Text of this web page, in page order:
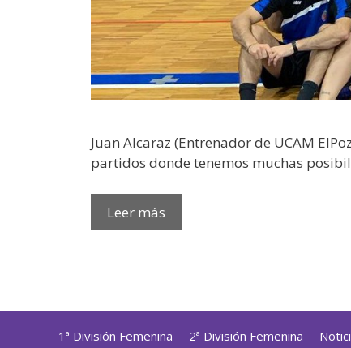
Juan Alcaraz (Entrenador de UCAM
partidos donde tenemos muchas
Leer más
1ª División Femenina 2ª División Femenina